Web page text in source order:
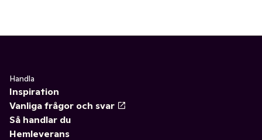
Handla
Inspiration
Vanliga frågor och svar
Så handlar du
Hemleverans